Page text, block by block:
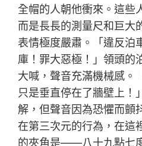
全帽的人朝他衝來。這些
而是長長的測量尺和巨大
表情極度嚴肅。「違反泊
庫！罪大惡極！」領頭的
大喊，聲音充滿機械感。
只是垂直停在了牆壁上！
解，但聲音因為恐懼而顫
在第三次元的行為，在這
的夾角是——八十九點七